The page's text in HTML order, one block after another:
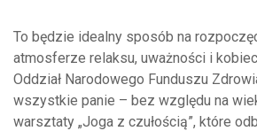
To będzie idealny sposób na
atmosferze relaksu, uważności i
Oddział Narodowego Funduszu
wszystkie panie – bez względu na
warsztaty „Joga z czułością”, które